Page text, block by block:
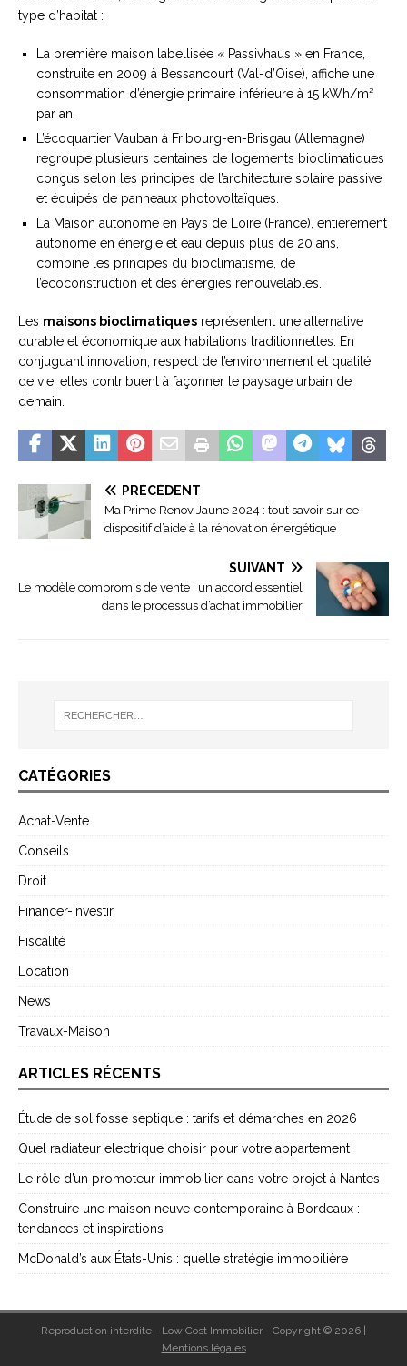
type d’habitat :
La première maison labellisée « Passivhaus » en France,
construite en 2009 à Bessancourt (Val-d’Oise), affiche une
consommation d’énergie primaire inférieure à 15 kWh/m²
par an.
L’écoquartier Vauban à Fribourg-en-Brisgau (Allemagne)
regroupe plusieurs centaines de logements bioclimatiques
conçus selon les principes de l’architecture solaire passive
et équipés de panneaux photovoltaïques.
La Maison autonome en Pays de Loire (France), entièrement
autonome en énergie et eau depuis plus de 20 ans,
combine les principes du bioclimatisme, de
l’écoconstruction et des énergies renouvelables.
Les maisons bioclimatiques représentent une alternative
durable et économique aux habitations traditionnelles. En
conjuguant innovation, respect de l’environnement et qualité
de vie, elles contribuent à façonner le paysage urbain de
demain.
PRÉCÉDENT
Ma Prime Renov Jaune 2024 : tout savoir sur ce
dispositif d’aide à la rénovation énergétique
SUIVANT
Le modèle compromis de vente : un accord essentiel
dans le processus d’achat immobilier
CATÉGORIES
Achat-Vente
Conseils
Droit
Financer-Investir
Fiscalité
Location
News
Travaux-Maison
ARTICLES RÉCENTS
Étude de sol fosse septique : tarifs et démarches en 2026
Quel radiateur electrique choisir pour votre appartement
Le rôle d’un promoteur immobilier dans votre projet à Nantes
Construire une maison neuve contemporaine à Bordeaux :
tendances et inspirations
McDonald’s aux États-Unis : quelle stratégie immobilière
Reproduction interdite - Low Cost Immobilier - Copyright © 2026
Mentions légales